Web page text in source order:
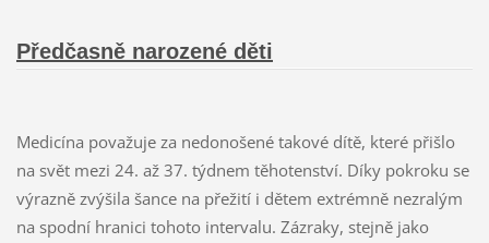
Předčasně narozené děti
Medicína považuje za nedonošené takové dítě, které přišlo
na svět mezi 24. až 37. týdnem těhotenství. Díky pokroku se
výrazně zvýšila šance na přežití i dětem extrémně nezralým
na spodní hranici tohoto intervalu. Zázraky, stejně jako